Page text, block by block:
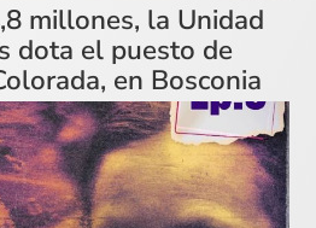
millones, la Unidad
dota el puesto de
en Bosconia